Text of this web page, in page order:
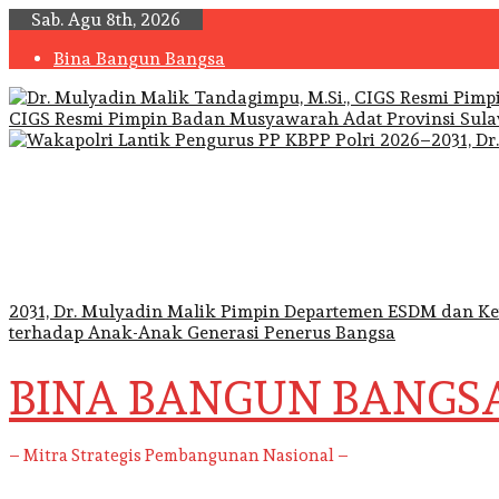
Skip
content
Sab. Agu 8th, 2026
Bina Bangun Bangsa
CIGS Resmi Pimpin Badan Musyawarah Adat Provinsi
2031, Dr. Mulyadin Malik Pimpin Departemen ESDM dan
terhadap Anak-Anak Generasi Penerus Bangsa
BINA BANGUN
– Mitra Strategis Pembangunan Nasional –